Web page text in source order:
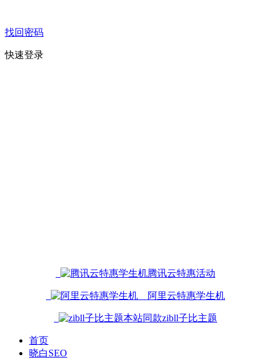
找回密码
快速登录
腾讯云特惠活动
阿里云特惠学生机
本站同款zibll子比主题
首页
晓白SEO